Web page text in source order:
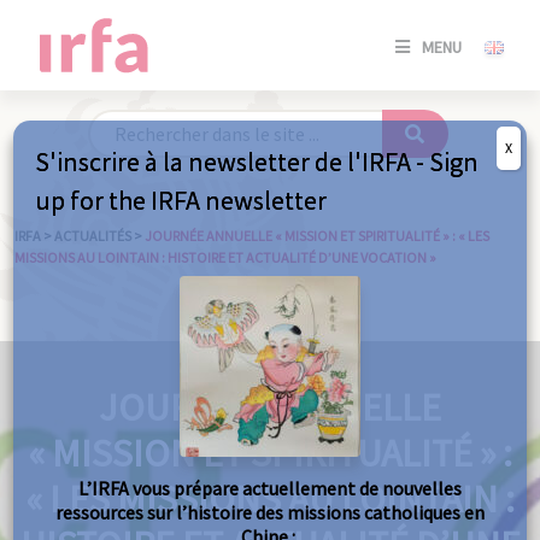
MENU
SE
/
IRFA > ACTUALITÉS > JOURNÉE ANNUELLE « MISSION ET SPIRITUALITÉ » : « LES
MISSIONS AU LOINTAIN : HISTOIRE ET ACTUALITÉ D’UNE VOCATION »
JOURNÉE ANNUELLE
« MISSION ET SPIRITUALITÉ » :
« LES MISSIONS AU LOINTAIN :
S'inscrire à la newsletter de l'IRFA - Sign
up for the IRFA newsletter
L’IRFA vous prépare actuellement de nouvelles
ressources sur l’histoire des missions catholiques en
X